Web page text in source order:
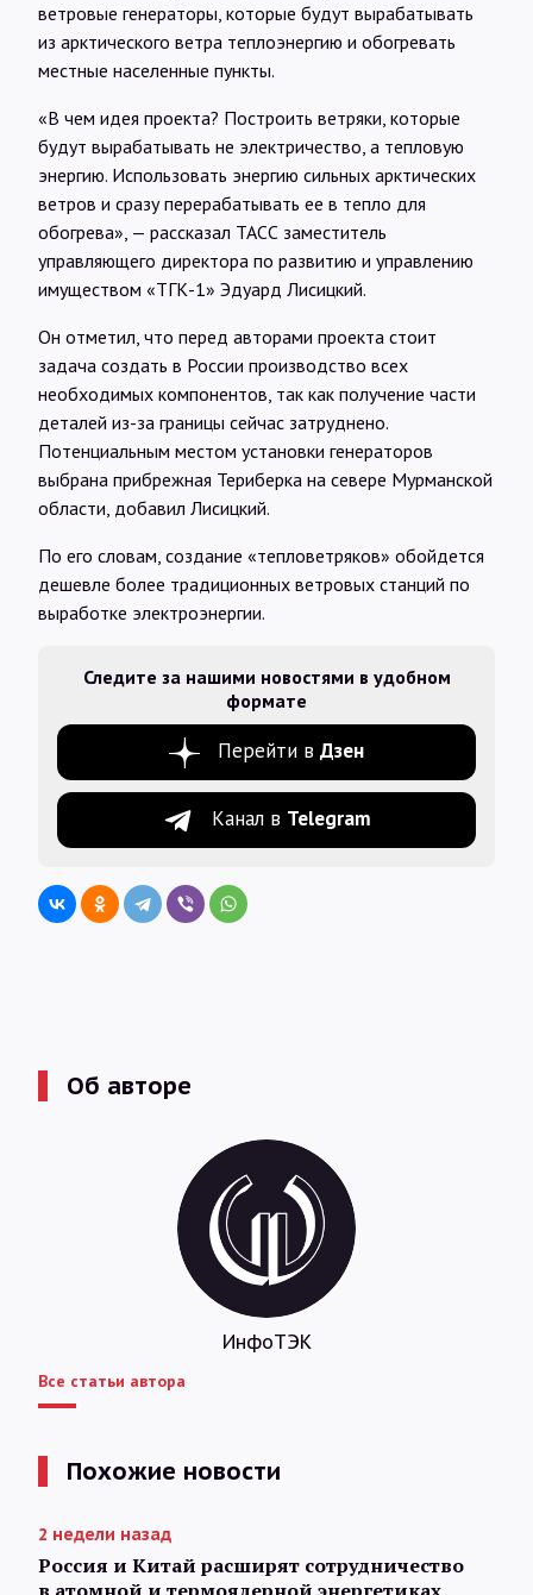
@Infotek_Russia
ветровые генераторы, которые будут вырабатывать
из арктического ветра теплоэнергию и обогревать
местные населенные пункты.
«В чем идея проекта? Построить ветряки, которые
будут вырабатывать не электричество, а тепловую
энергию. Использовать энергию сильных арктических
ветров и сразу перерабатывать ее в тепло для
обогрева», — рассказал ТАСС заместитель
управляющего директора по развитию и управлению
имуществом «ТГК-1» Эдуард Лисицкий.
Он отметил, что перед авторами проекта стоит
задача создать в России производство всех
необходимых компонентов, так как получение части
деталей из-за границы сейчас затруднено.
Потенциальным местом установки генераторов
выбрана прибрежная Териберка на севере Мурманской
области, добавил Лисицкий.
По его словам, создание «тепловетряков» обойдется
дешевле более традиционных ветровых станций по
выработке электроэнергии.
Следите за нашими новостями в удобном
формате
Перейти в Дзен
Канал в Telegram
Об авторе
ИнфоТЭК
Все статьи автора
Похожие новости
2 недели назад
Россия и Китай расширят сотрудничество